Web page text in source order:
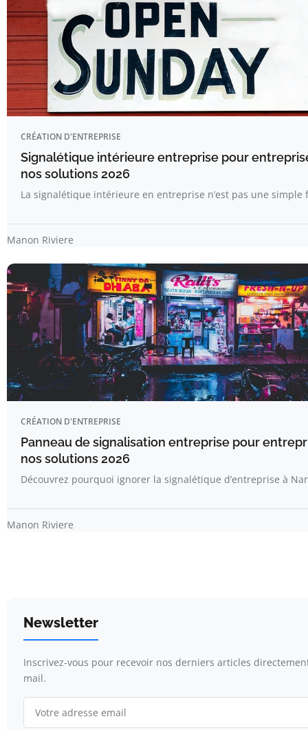
CRÉATION D'ENTREPRISE
Signalétique intérieure entreprise pour
nos solutions 2026
La signalétique intérieure en entreprise n’est pas une
Manon Riviere
CRÉATION D'ENTREPRISE
Panneau de signalisation entreprise pour
nos solutions 2026
Découvrez pourquoi ignorer la signalétique d’entreprise à
Manon Riviere
Newsletter
Inscrivez-vous pour recevoir nos derniers articles
mail.